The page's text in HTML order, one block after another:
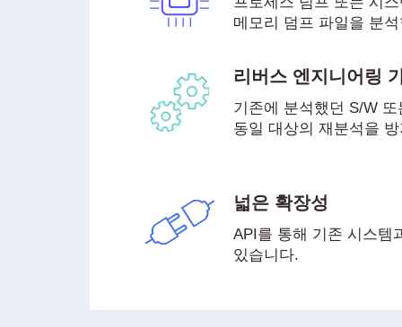
메모리 덤프 파일을 분
리버스 엔지니어링
기존에 분석했던 S/W
동일 대상의 재분석을
넓은 확장성
API를 통해 기존 시스템
있습니다.